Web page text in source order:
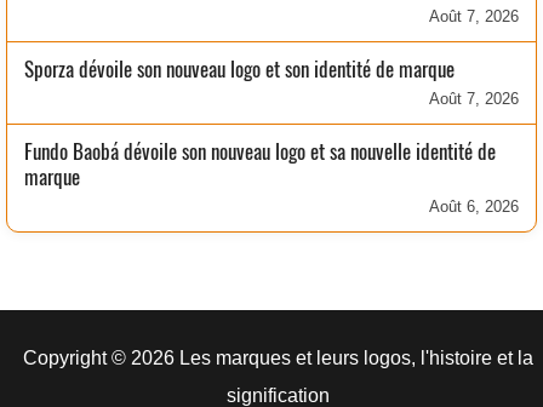
Août 7, 2026
Sporza dévoile son nouveau logo et son identité de marque
Août 7, 2026
Fundo Baobá dévoile son nouveau logo et sa nouvelle identité de
marque
Août 6, 2026
Copyright © 2026 Les marques et leurs logos, l'histoire et la
signification